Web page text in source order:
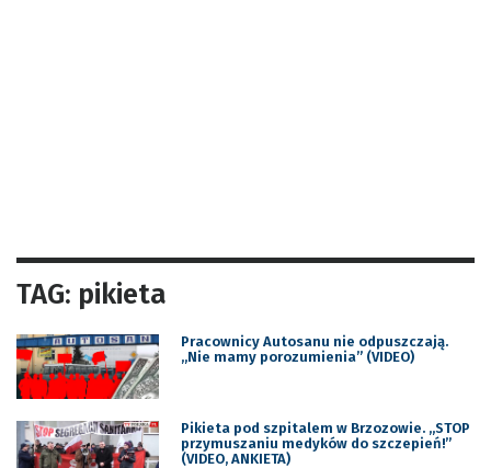
TAG: pikieta
Pracownicy Autosanu nie odpuszczają.
„Nie mamy porozumienia” (VIDEO)
Pikieta pod szpitalem w Brzozowie. „STOP
przymuszaniu medyków do szczepień!”
(VIDEO, ANKIETA)